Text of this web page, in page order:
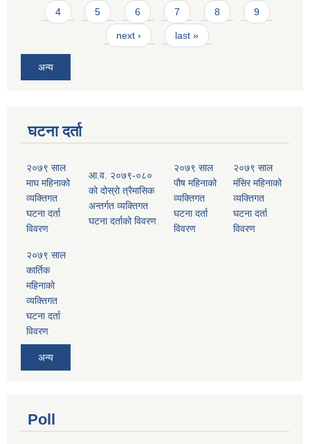
4 5 6 7 8 9
next › last »
अन्य
घटना दर्ता
२०७९ साल
माघ महिनाको
व्यक्तिगत
घटना दर्ता
विवरण
आ.व. २०७९-०८०
को दोस्रो त्रैमासिक
अन्तर्गत व्यक्तिगत
घटना दर्ताको विवरण
२०७९ साल
पौष महिनाको
व्यक्तिगत
घटना दर्ता
विवरण
२०७९ साल
मंसिर महिनाको
व्यक्तिगत
घटना दर्ता
विवरण
२०७९ साल
कार्तिक
महिनाको
व्यक्तिगत
घटना दर्ता
विवरण
अन्य
Poll